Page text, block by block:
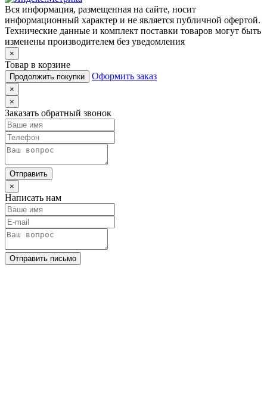
Вся информация, размещенная на сайте, носит
информационный характер и не является публичной офертой.
Технические данные и комплект поставки товаров могут быть
изменены производителем без уведомления
×
Товар в корзине
Продолжить покупки Оформить заказ
×
×
Заказать обратный звонок
Отправить
×
Написать нам
Отправить письмо